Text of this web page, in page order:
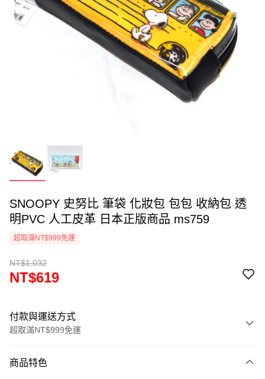
SNOOPY 史努比 筆袋 化妝包 包包 收納包 透
明PVC 人工皮革 日本正版商品 ms759
超取滿NT$999免運
NT$1,032
NT$619
付款與運送方式
超取滿NT$999免運
信用卡一次付款
商品特色